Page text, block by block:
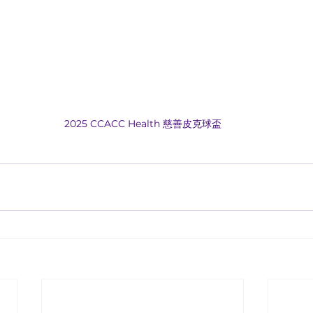
2025 CCACC Health 慈善皮克球盃